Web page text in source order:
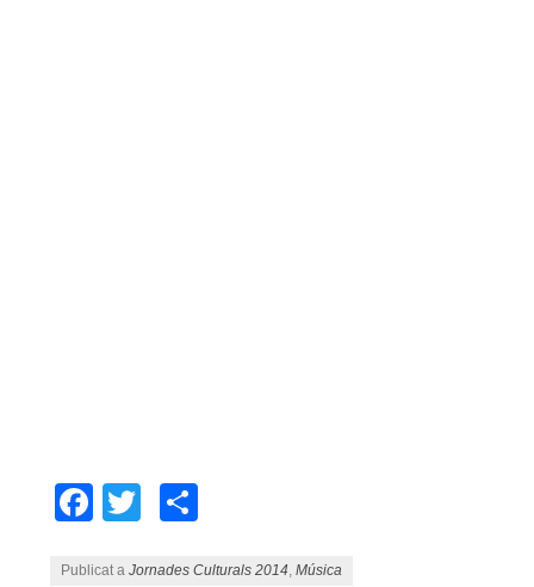
Facebook
Twitter
Publicat aJornades Culturals 2014 ,Música